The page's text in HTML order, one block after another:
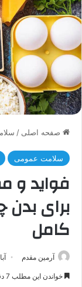
صفحه اصلی /
سلامت عمومی
برای
کامل
آرمین مقدم آبان
خواندن این مطلب 7 دقیقه زمان میبرد